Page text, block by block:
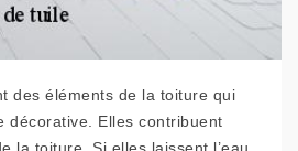
des éléments de la toiture qui
décorative. Elles contribuent